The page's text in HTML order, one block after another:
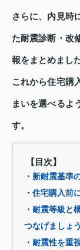
さらに、内見時
た耐震診断・改
報をまとめました
これから住宅購
まいを選べるよ
す。
【目次】
・新耐震基準
・住宅購入前
・耐震等級と
つなげましょう
・耐震性を重